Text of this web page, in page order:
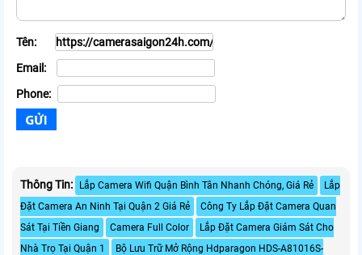
Tên:
Email:
Phone:
Thông Tin: Lắp Camera Wifi Quận Bình Tân Nhanh Chóng, Giá Rẻ
Lắp
Đặt Camera An Ninh Tại Quận 2 Giá Rẻ
Công Ty Lắp Đặt Camera Quan
Sát Tại Tiền Giang
Camera Full Color
Lắp Đặt Camera Giám Sát Cho
Nhà Trọ Tại Quận 1
Bộ Lưu Trữ Mở Rộng Hdparagon HDS-A81016S-